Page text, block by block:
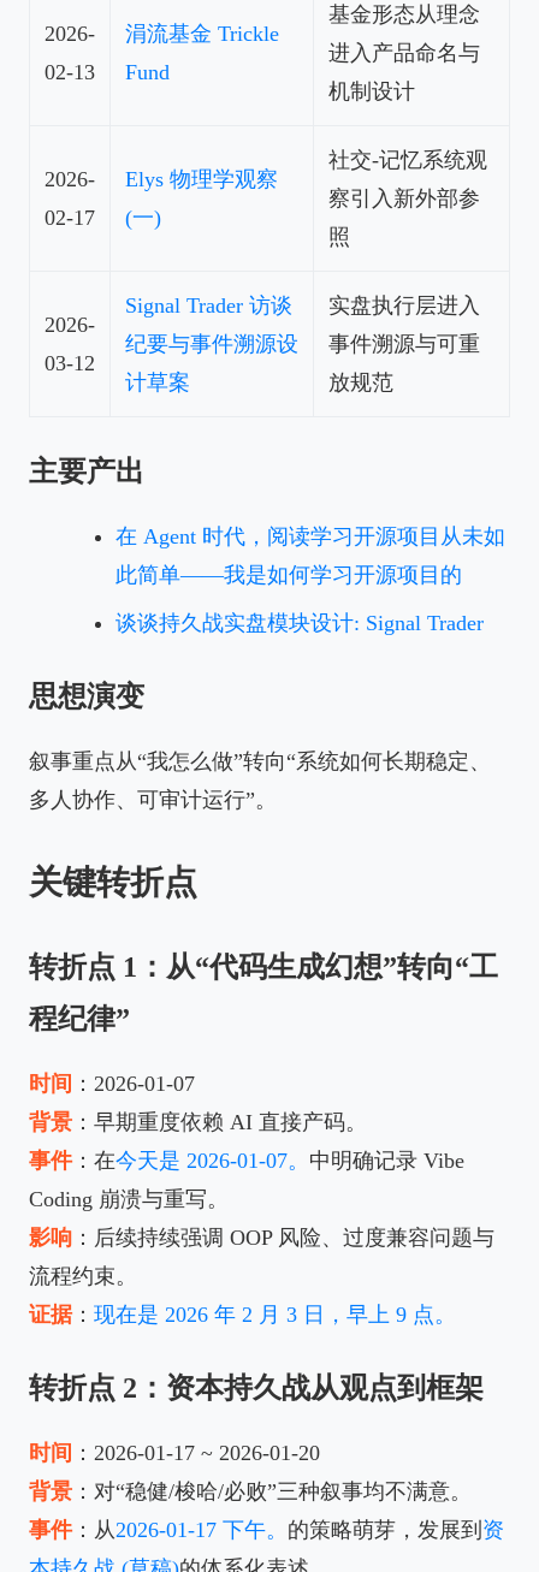
2026-
02-13
涓流基金 Trickle
Fund
基金形态从理念
进入产品命名与
机制设计
2026-
02-17
Elys 物理学观察
(一)
社交-记忆系统观
察引入新外部参
照
2026-
03-12
Signal Trader 访谈
纪要与事件溯源设
计草案
实盘执行层进入
事件溯源与可重
放规范
主要产出
在 Agent 时代，阅读学习开源项目从未如
此简单——我是如何学习开源项目的
谈谈持久战实盘模块设计: Signal Trader
思想演变
叙事重点从“我怎么做”转向“系统如何长期稳定、
多人协作、可审计运行”。
关键转折点
转折点 1：从“代码生成幻想”转向“工
程纪律”
时间 ：2026-01-07
背景 ：早期重度依赖 AI 直接产码。
事件：在今天是 2026-01-07。 中明确记录 Vibe
Coding 崩溃与重写。
影响 ：后续持续强调 OOP 风险、过度兼容问题与
流程约束。
证据： 现在是 2026 年 2 月 3 日，早上 9 点。
转折点 2：资本持久战从观点到框架
时间 ：2026-01-17 ~ 2026-01-20
背景 ：对“稳健/梭哈/必败”三种叙事均不满意。
事件：从2026-01-17 下午。 的策略萌芽，发展到 资